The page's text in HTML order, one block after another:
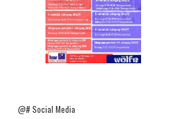
@# Social Media